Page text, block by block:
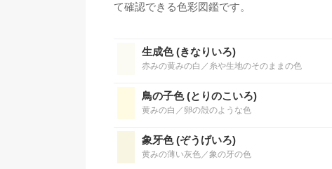
て確認できる色彩図鑑です。
生成色 (きなりいろ)
赤みの黄みの白／糸や生地のそのままの色
鳥の子色 (とりのこいろ)
黄みの白／卵の殻のような色
象牙色 (ぞうげいろ)
黄みの薄い灰色／象の牙の色